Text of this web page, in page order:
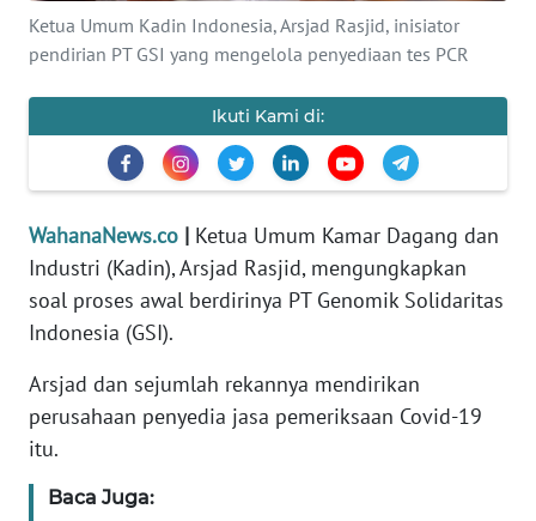
Ketua Umum Kadin Indonesia, Arsjad Rasjid, inisiator
pendirian PT GSI yang mengelola penyediaan tes PCR
Ikuti Kami di:
WahanaNews.co | Ketua Umum Kamar Dagang dan
Industri (Kadin), Arsjad Rasjid, mengungkapkan
soal proses awal berdirinya PT Genomik Solidaritas
Indonesia (GSI).
Arsjad dan sejumlah rekannya mendirikan
perusahaan penyedia jasa pemeriksaan Covid-19
itu.
Baca Juga:
PENDIDIKAN
Informasi
INDEKS
KONTAK
KAMI
INFO